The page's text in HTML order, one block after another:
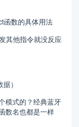
函数的具体用法
其他指令就没反应
）
模式的？经典蓝牙
数名也都是一样